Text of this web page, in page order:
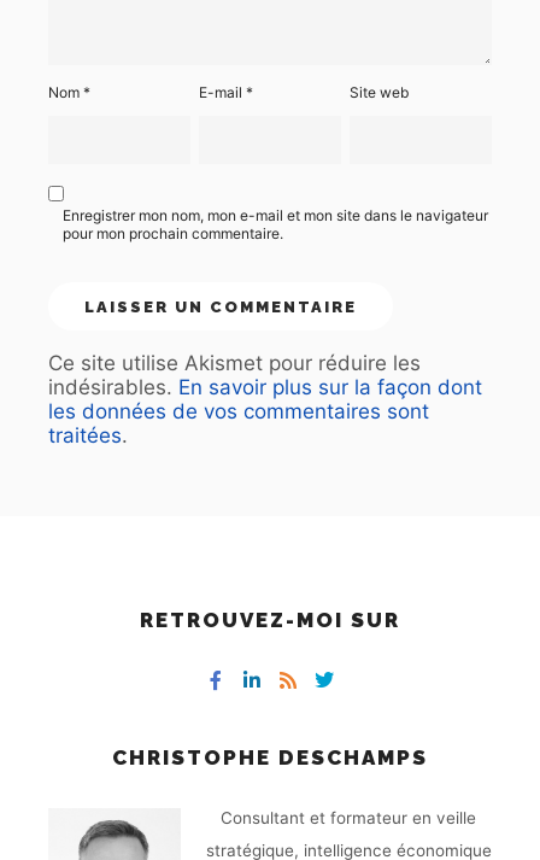
Nom * E-mail* Site web
Enregistrer mon nom, mon e-mail et mon site dans le navigateur
pour mon prochain commentaire.
Ce site utilise Akismet pour réduire les
indésirables. En savoir plus sur la façon dont
les données de vos commentaires sont
traitées.
RETROUVEZ-MOI SUR
CHRISTOPHE DESCHAMPS
Consultant et formateur en veille
stratégique, intelligence économique